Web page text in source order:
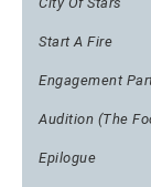
Start A Fire
Engagement
Audition (The
Epilogue